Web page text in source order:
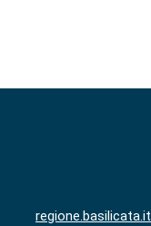
regione.basilicata.it